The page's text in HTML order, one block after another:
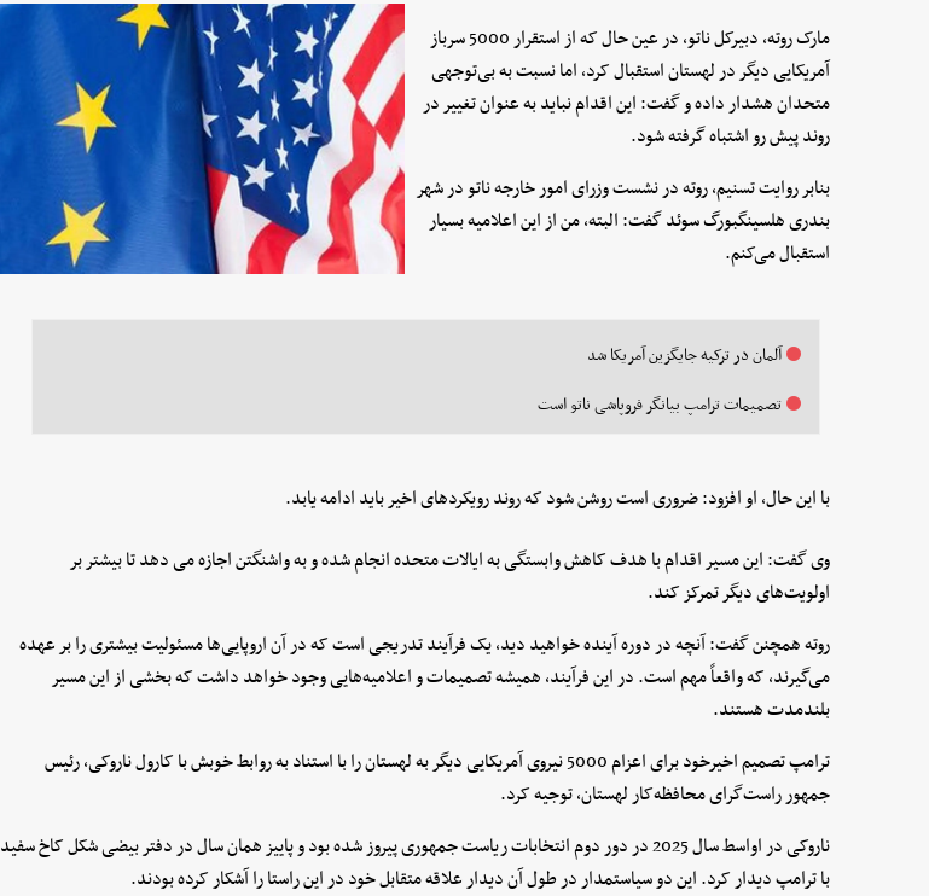
مارک روته، دبیرکل ناتو، در عین حال که از استقرار 5000 سرباز
آمریکایی دیگر در لهستان استقبال کرد، اما نسبت به بی‌توجهی
متحدان هشدار داده و گفت: این اقدام نباید به عنوان تغییر در
روند پیش رو اشتباه گرفته شود.
بنابر روایت تسنیم، روته در نشست وزرای امور خارجه ناتو در شهر
بندری هلسینگبورگ سوئد گفت: البته، من از این اعلامیه بسیار
استقبال می‌کنم.
آلمان در ترکیه جایگزین آمریکا شد
تصمیمات ترامپ بیانگر فروپاشی ناتو است
با این حال، او افزود: ضروری است روشن شود که روند رویکردهای اخیر باید ادامه یابد.
وی گفت: این مسیر اقدام با هدف کاهش وابستگی به ایالات متحده انجام شده و به واشنگتن اجازه می دهد تا بیشتر بر
اولویت‌های دیگر تمرکز کند.
روته همچنن گفت: آنچه در دوره آینده خواهید دید، یک فرآیند تدریجی است که در آن اروپایی‌ها مسئولیت بیشتری را بر عهده
می‌گیرند، که واقعاً مهم است. در این فرآیند، همیشه تصمیمات و اعلامیه‌هایی وجود خواهد داشت که بخشی از این مسیر
بلندمدت هستند.
ترامپ تصمیم اخیرخود برای اعزام 5000 نیروی آمریکایی دیگر به لهستان را با استناد به روابط خوبش با کارول ناروکی، رئیس
جمهور راست‌گرای محافظه‌کار لهستان، توجیه کرد.
ناروکی در اواسط سال 2025 در دور دوم انتخابات ریاست جمهوری پیروز شده بود و پاییز همان سال در دفتر بیضی شکل کاخ سفید
با ترامپ دیدار کرد. این دو سیاستمدار در طول آن دیدار علاقه متقابل خود در این راستا را آشکار کرده بودند.